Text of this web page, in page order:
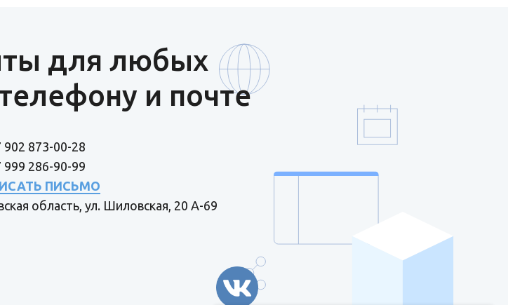
для любых
и почте
902 873-00-28
999 286-90-99
ПИСЬМО
область, ул. Шиловская, 20 А-69